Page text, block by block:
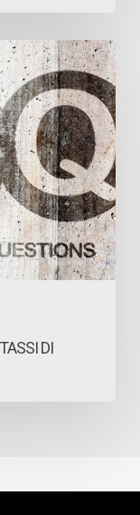
DI